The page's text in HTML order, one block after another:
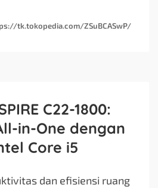
tk.tokopedia.com/ZSuBCASwP/
C22-1800:
in-One dengan
Core i5
dan efisiensi ruang